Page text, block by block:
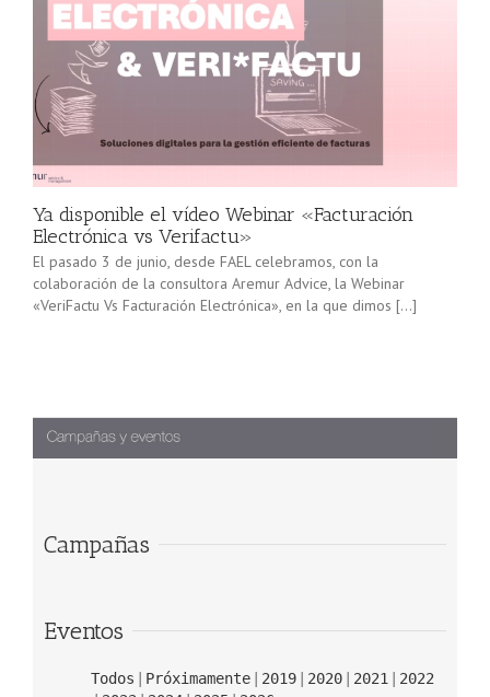
Ya disponible el vídeo Webinar «Facturación
Electrónica vs Verifactu»
El pasado 3 de junio, desde FAEL celebramos, con la
colaboración de la consultora Aremur Advice, la Webinar
«VeriFactu Vs Facturación Electrónica», en la que dimos […]
Campañas
Eventos
Todos Próximamente 2019 2020 2021
2022